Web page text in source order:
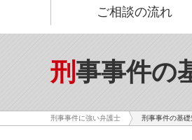
ご相談の流れ
刑事事件
刑事事件に強い弁護士 刑事事件の基礎